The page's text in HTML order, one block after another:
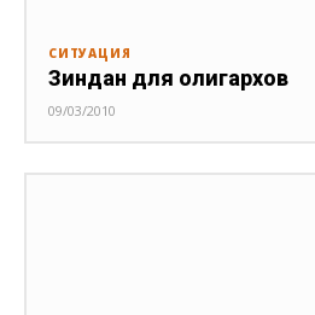
СИТУАЦИЯ
Зиндан для олигархов
09/03/2010